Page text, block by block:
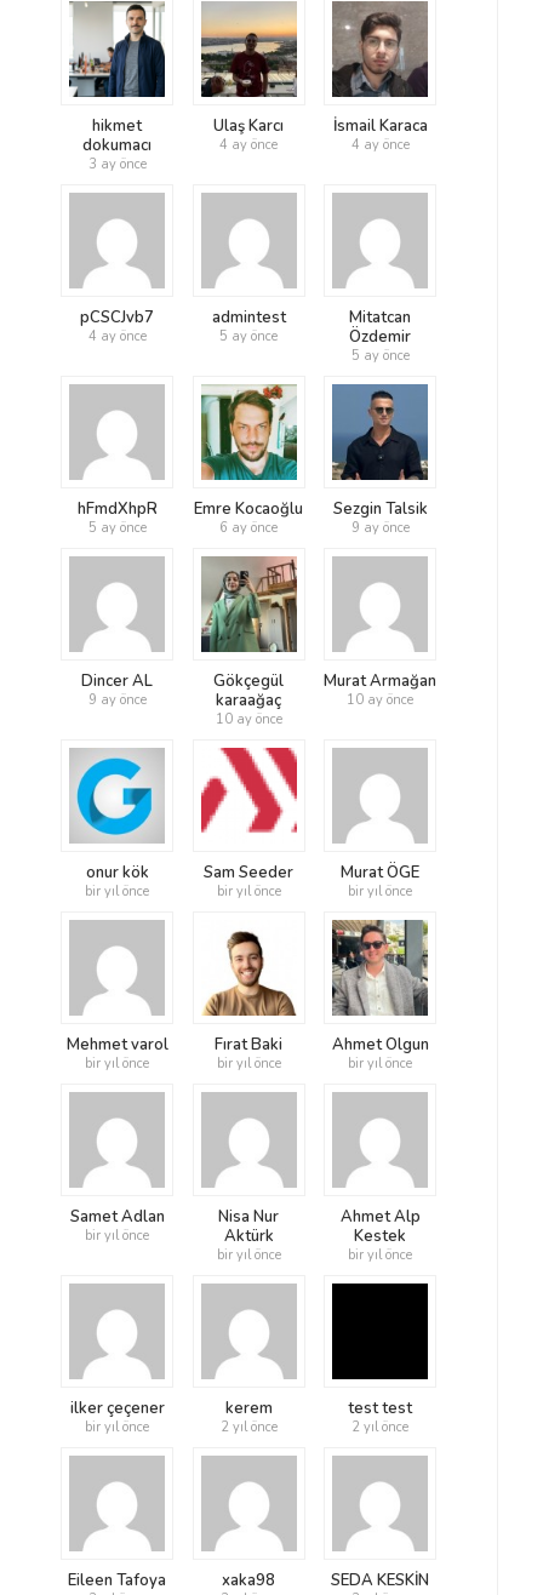
hikmet
dokumacı
3 ay önce
Ulaş Karcı
4 ay önce
İsmail Karaca
4 ay önce
pCSCJvb7
4 ay önce
admintest
5 ay önce
Mitatcan
Özdemir
5 ay önce
hFmdXhpR
5 ay önce
Emre Kocaoğlu
6 ay önce
Sezgin Talsik
9 ay önce
Dincer AL
9 ay önce
Gökçegül
karaağaç
10 ay önce
Murat Armağan
10 ay önce
onur kök
bir yıl önce
Sam Seeder
bir yıl önce
Murat ÖGE
bir yıl önce
Mehmet varol
bir yıl önce
Fırat Baki
bir yıl önce
Ahmet Olgun
bir yıl önce
Samet Adlan
bir yıl önce
Nisa Nur
Aktürk
bir yıl önce
Ahmet Alp
Kestek
bir yıl önce
ilker çeçener
bir yıl önce
kerem
2 yıl önce
test test
2 yıl önce
Eileen Tafoya xaka98 SEDA KESKİN